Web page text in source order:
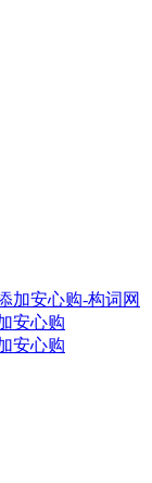
安心购
安心购